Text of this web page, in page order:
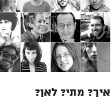
איך? מתי? לאן?